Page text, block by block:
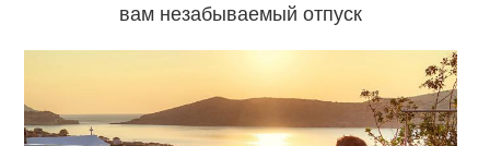
вам незабываемый отпуск